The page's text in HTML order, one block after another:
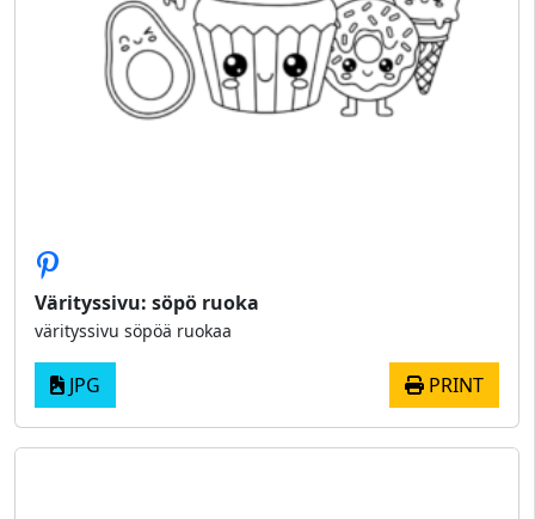
Värityssivu: söpö ruoka
värityssivu söpöä ruokaa
JPG PRINT